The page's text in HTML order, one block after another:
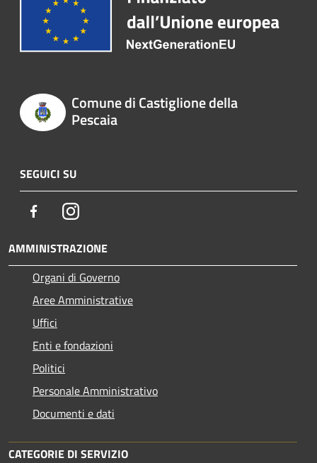
Comune di Castiglione della
Pescaia
SEGUICI SU
FacebookInstagram
AMMINISTRAZIONE
Organi di Governo
Aree Amministrative
Uffici
Enti e fondazioni
Politici
Personale Amministrativo
Documenti e dati
CATEGORIE DI SERVIZIO